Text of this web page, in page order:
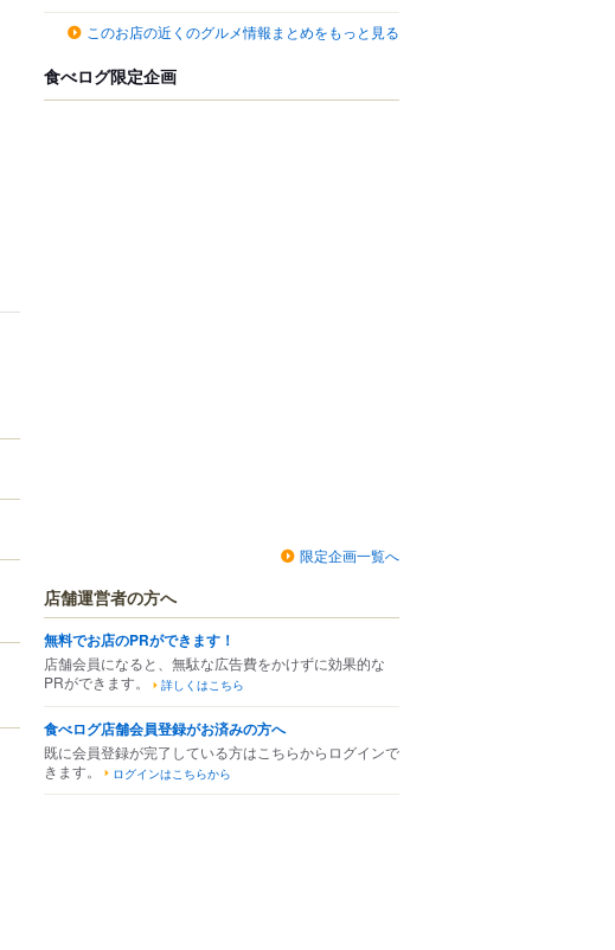
このお店の近くのグルメ情報まとめをもっと見る
食べログ限定企画
限定企画一覧へ
店舗運営者の方へ
無料でお店のPRができます！
店舗会員になると、無駄な広告費をかけずに効果的な
PRができます。
詳しくはこちら
食べログ店舗会員登録がお済みの方へ
既に会員登録が完了している方はこちらからログインで
きます。
ログインはこちらから